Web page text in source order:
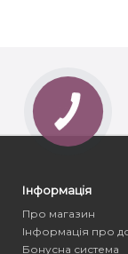
Інформація
Про магазин
Інформація про
Бонусна система